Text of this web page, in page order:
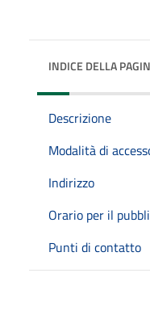
INDICE DELLA
Descrizione
Modalità di
Indirizzo
Orario per il
Punti di contatto